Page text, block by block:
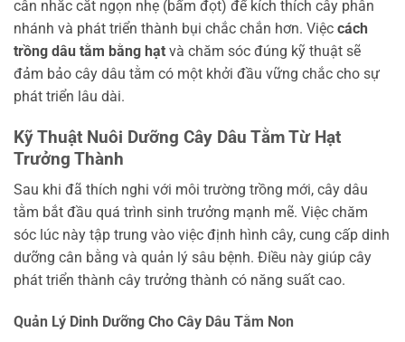
cân nhắc cắt ngọn nhẹ (bấm đọt) để kích thích cây phân
nhánh và phát triển thành bụi chắc chắn hơn. Việc cách
trồng dâu tằm bằng hạt và chăm sóc đúng kỹ thuật sẽ
đảm bảo cây dâu tằm có một khởi đầu vững chắc cho sự
phát triển lâu dài.
Kỹ Thuật Nuôi Dưỡng Cây Dâu Tằm Từ Hạt
Trưởng Thành
Sau khi đã thích nghi với môi trường trồng mới, cây dâu
tằm bắt đầu quá trình sinh trưởng mạnh mẽ. Việc chăm
sóc lúc này tập trung vào việc định hình cây, cung cấp dinh
dưỡng cân bằng và quản lý sâu bệnh. Điều này giúp cây
phát triển thành cây trưởng thành có năng suất cao.
Quản Lý Dinh Dưỡng Cho Cây Dâu Tằm Non